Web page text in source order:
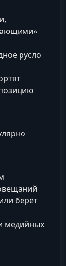
русло
берёт
медийных